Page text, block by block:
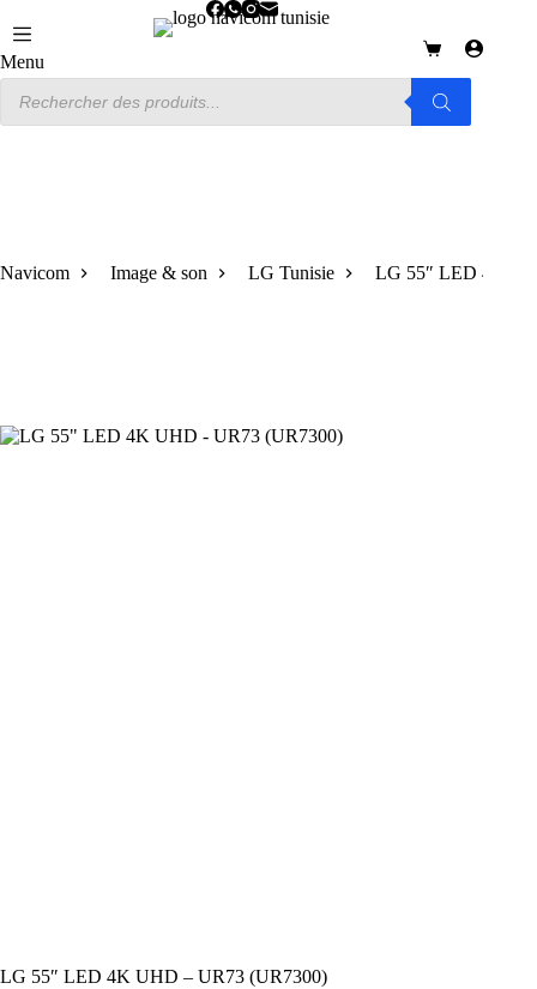
au
contenu
Menu
Panier
d’achat
produits
Navicom Image & son LG Tunisie LG 55″ LED 4K
LG 55″ LED 4K UHD – UR73 (UR7300)